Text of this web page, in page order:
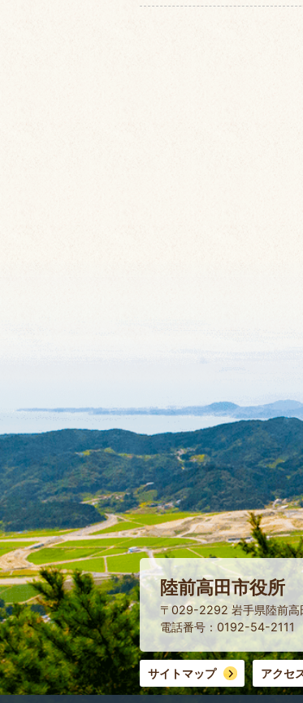
陸前高田市役所
〒029-2292 岩手県陸前高
電話番号：0192-54-2111
サイトマップ アクセ